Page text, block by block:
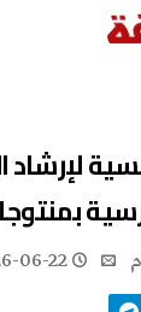
06-22